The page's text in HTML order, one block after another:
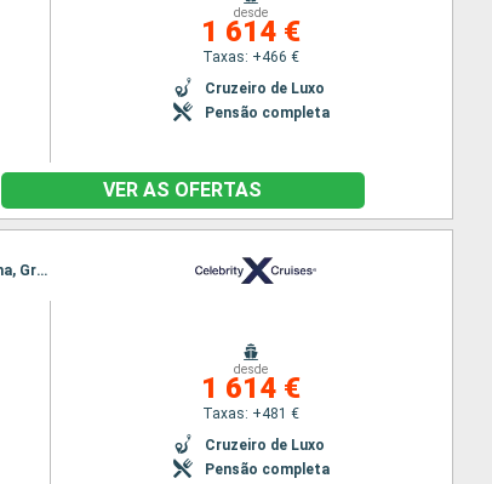
desde
1 614 €
Taxas: +466 €
Cruzeiro de Luxo
Pensão completa
VER AS OFERTAS
Itinerário : Fort Lauderdale, Puerto Plata, Aruba, Curaçao (Willemstad), Canal do Panamá, Colon - Panama, Grande Caiman, Fort Lauderdale
desde
1 614 €
Taxas: +481 €
Cruzeiro de Luxo
Pensão completa